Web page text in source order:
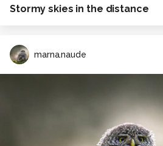
Stormy skies in the distance
marna.naude